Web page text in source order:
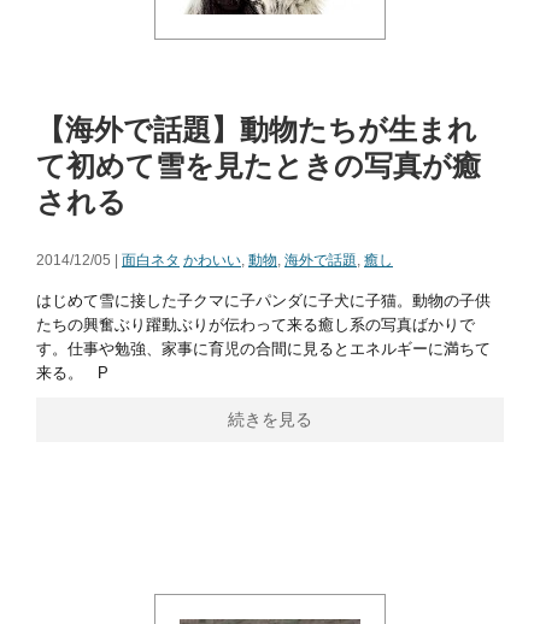
【海外で話題】動物たちが生まれ
て初めて雪を見たときの写真が癒
される
2014/12/05 | 面白ネタ かわいい, 動物, 海外で話題, 癒し
はじめて雪に接した子クマに子パンダに子犬に子猫。動物の子供
たちの興奮ぶり躍動ぶりが伝わって来る癒し系の写真ばかりで
す。仕事や勉強、家事に育児の合間に見るとエネルギーに満ちて
来る。 P
続きを見る